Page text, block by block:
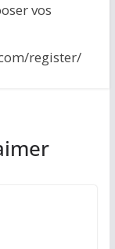
vos
register/